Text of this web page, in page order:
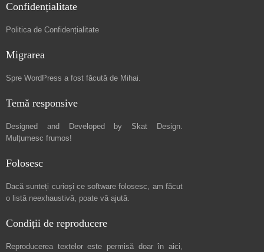
Confidențialitate
Politica de Confidențialitate
Migrarea
Spre WordPress a fost făcută de Mihai.
Temă responsive
Designed and Developed by Skat Design.
Mulțumesc frumos!
Folosesc
Dacă sunteți curioși ce software folosesc, am făcut
o listă neexhaustivă, poate vă ajută.
Condiții de reproducere
Reproducerea textelor este permisă doar în aici,